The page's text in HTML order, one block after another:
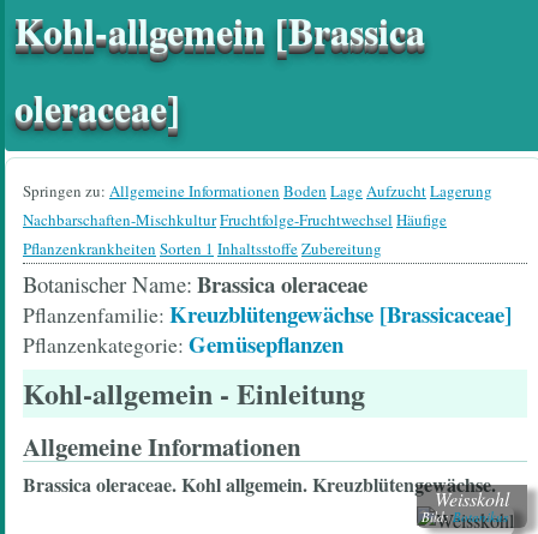
Kohl-allgemein [Brassica
oleraceae]
Springen zu: Allgemeine Informationen Boden LageAufzuchtLagerung
Nachbarschaften-MischkulturFruchtfolge-Fruchtwechsel Häufige
Pflanzenkrankheiten Sorten 1 InhaltsstoffeZubereitung
Botanischer Name Brassica oleraceae
Pflanzenfamilie Kreuzblütengewächse [Brassicaceae]
Pflanzenkategorie Gemüsepflanzen
Kohl-allgemein - Einleitung
Allgemeine Informationen
Brassica oleraceae. Kohl allgemein. Kreuzblütengewächse.
Weisskohl
Bild:Botanikus